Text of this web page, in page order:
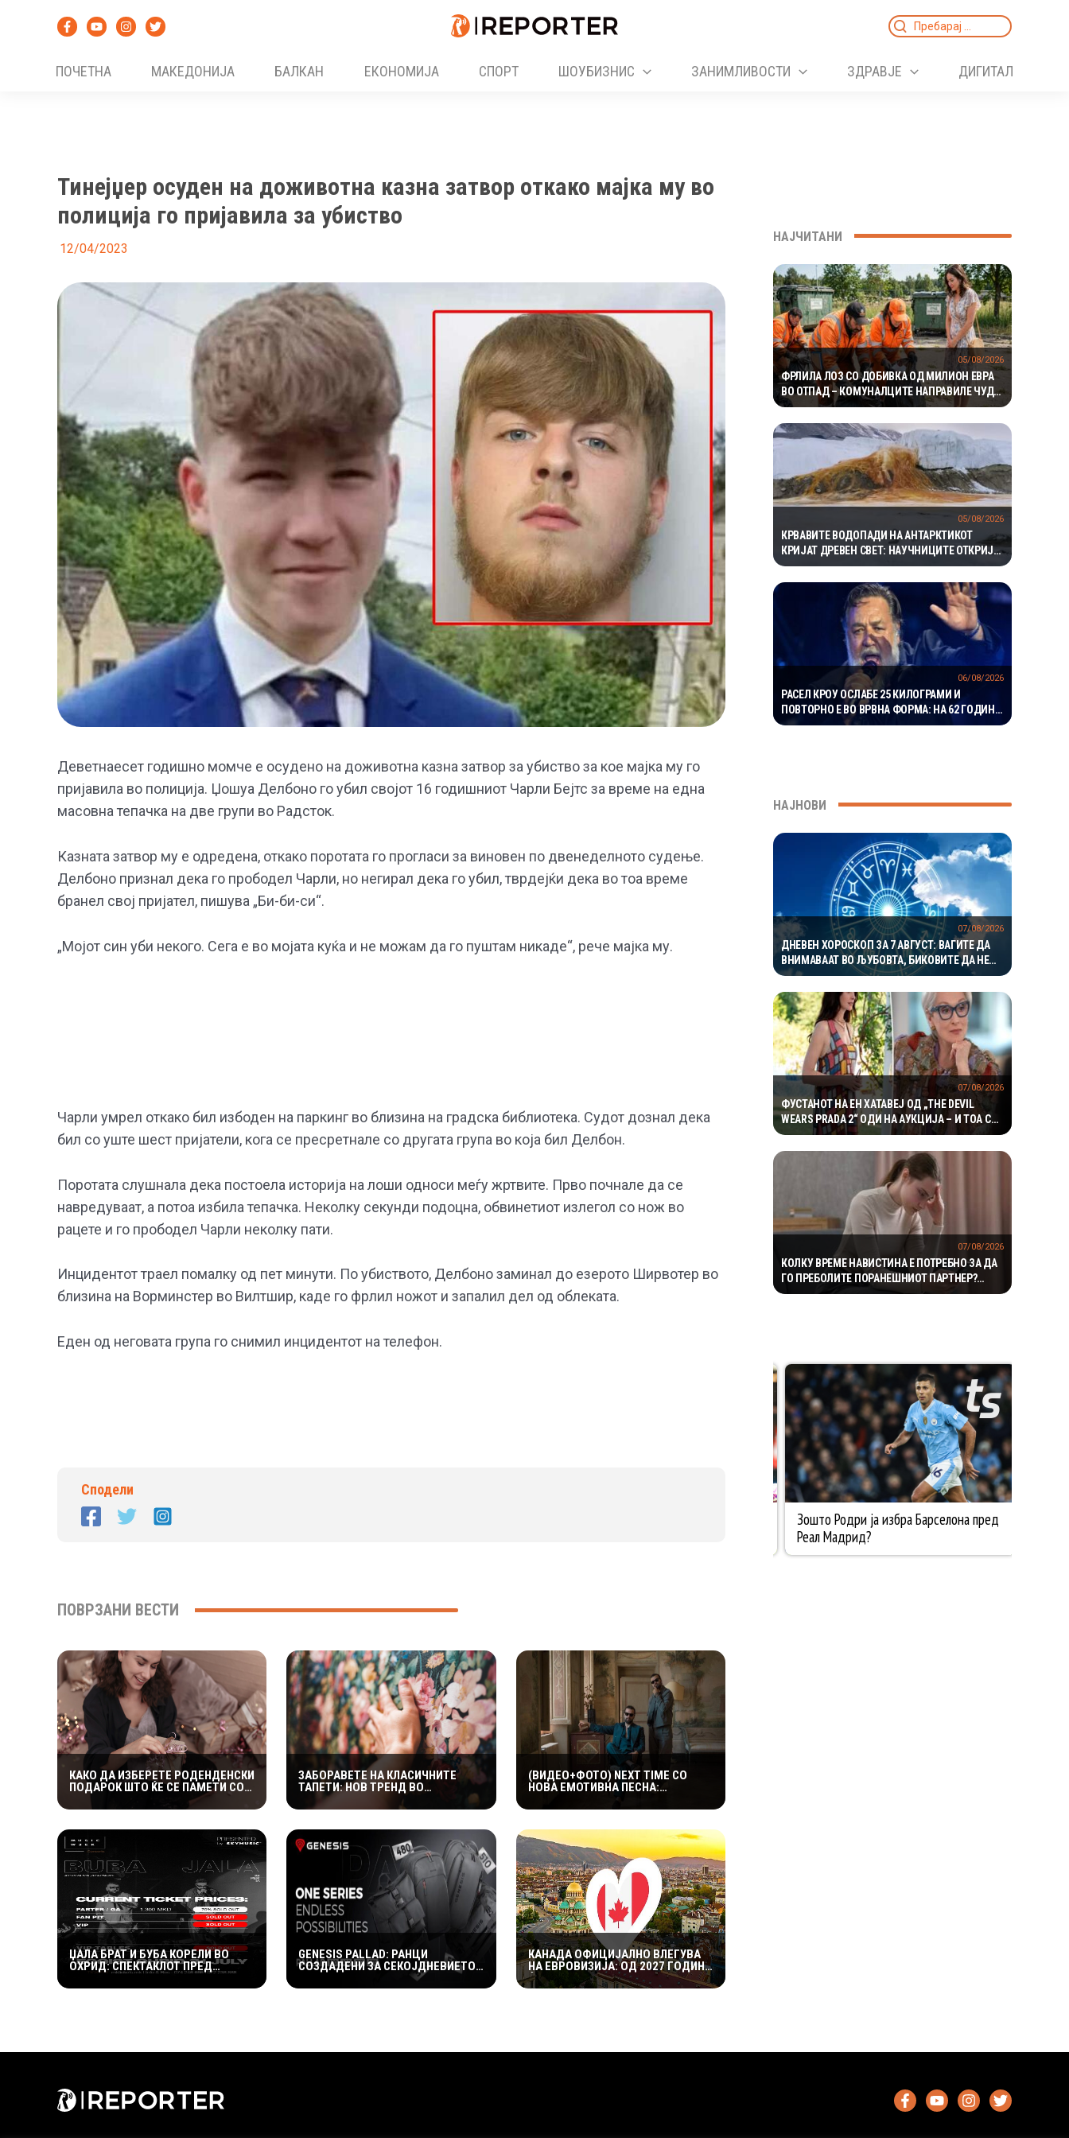
Search
ПОЧЕТНА
МАКЕДОНИЈА БАЛКАН ЕКОНОМИЈА СПОРТ ШОУБИЗНИС ЗАНИМЛИВОСТИ ЗДРАВЈЕ ДИГИТАЛ
Тинејџер осуден на доживотна казна затвор откако мајка му во
полиција го пријавила за убиство
12/04/2023
Деветнаесет годишно момче е осудено на доживотна казна затвор за убиство за кое мајка му го
пријавила во полиција. Џошуа Делбоно го убил својот 16 годишниот Чарли Бејтс за време на една
масовна тепачка на две групи во Радсток.
Казната затвор му е одредена, откако поротата го прогласи за виновен по двенеделното судење.
Делбоно признал дека го прободел Чарли, но негирал дека го убил, тврдејќи дека во тоа време
бранел свој пријател, пишува „Би-би-си“.
„Мојот син уби некого. Сега е во мојата куќа и не можам да го пуштам никаде“, рече мајка му.
Чарли умрел откако бил избоден на паркинг во близина на градска библиотека. Судот дознал дека
бил со уште шест пријатели, кога се пресретнале со другата група во која бил Делбон.
Поротата слушнала дека постоела историја на лоши односи меѓу жртвите. Прво почнале да се
навредуваат, а потоа избила тепачка. Неколку секунди подоцна, обвинетиот излегол со нож во
рацете и го прободел Чарли неколку пати.
Инцидентот траел помалку од пет минути. По убиството, Делбоно заминал до езерото Ширвотер во
близина на Ворминстер во Вилтшир, каде го фрлил ножот и запалил дел од облеката.
Еден од неговата група го снимил инцидентот на телефон.
Сподели
ПОВРЗАНИ ВЕСТИ
КАКО ДА ИЗБЕРЕТЕ РОДЕНДЕНСКИ
ПОДАРОК ШТО ЌЕ СЕ ПАМЕТИ СО
ЗАБОРАВЕТЕ НА КЛАСИЧНИТЕ
ТАПЕТИ: НОВ ТРЕНД ВО
УРЕДУВАЊЕТО МУ ДАВА
МОДЕРЕН И ЛУКСУЗЕН ИЗГЛЕД НА
(ВИДЕО+ФОТО) NEXT TIME СО
НОВА ЕМОТИВНА ПЕСНА:
„СЛАВАМ“ Е ПОСВЕТЕНА НА
ПРИЈАТЕЛСТВОТО, КУМСТВОТО И
ЗАСЕКОГАШ
ЏАЛА БРАТ И БУБА КОРЕЛИ ВО
ОХРИД: СПЕКТАКЛОТ ПРЕД
РАСПРОДАВАЊЕ
GENESIS PALLAD: РАНЦИ
СОЗДАДЕНИ ЗА СЕКОЈДНЕВИЕТО
НА МОДЕРНИТЕ ГЕЈМЕРИ
КАНАДА ОФИЦИЈАЛНО ВЛЕГУВА
НА ЕВРОВИЗИЈА: ОД 2027 ГОДИНА
ЌЕ БИДЕ НОВ УЧЕСНИК НА
НАЈГОЛЕМОТО МУЗИЧКО ШОУ
НАЈЧИТАНИ
ФРЛИЛА ЛОЗ СО ДОБИВКА ОД МИЛИОН ЕВРА
ВО ОТПАД – КОМУНАЛЦИТЕ НАПРАВИЛЕ ЧУДО
ЗА ДА ГО ПРОНАЈДАТ
05/08/2026
КРВАВИТЕ ВОДОПАДИ НА АНТАРКТИКОТ
КРИЈАТ ДРЕВЕН СВЕТ: НАУЧНИЦИТЕ ОТКРИЈА
ЕКОСИСТЕМ ИЗОЛИРАН ПОВЕЌЕ ОД 1,5
МИЛИОНИ ГОДИНИ
05/08/2026
РАСЕЛ КРОУ ОСЛАБЕ 25 КИЛОГРАМИ И
ПОВТОРНО Е ВО ВРВНА ФОРМА: НА 62 ГОДИНИ
ГО ВООДУШЕВИ ИЗГЛЕДОТ
06/08/2026
НАЈНОВИ
ДНЕВЕН ХОРОСКОП ЗА 7 АВГУСТ: ВАГИТЕ ДА
ВНИМАВААТ ВО ЉУБОВТА, БИКОВИТЕ ДА НЕ
РИЗИКУВААТ НА РАБОТА
07/08/2026
ФУСТАНОТ НА ЕН ХАТАВЕЈ ОД „THE DEVIL
WEARS PRADA 2“ ОДИ НА АУКЦИЈА – И ТОА СО
ДАМКИТЕ ОД СНИМАЊЕТО
07/08/2026
КОЛКУ ВРЕМЕ НАВИСТИНА Е ПОТРЕБНО ЗА ДА
ГО ПРЕБОЛИТЕ ПОРАНЕШНИОТ ПАРТНЕР?
„ПРАВИЛОТО БЕЗ КОНТАКТ“ НЕ Е МАГИЧНА
07/08/2026